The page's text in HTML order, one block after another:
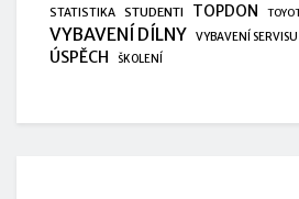
STATISTIKA STUDENTI TOPDON
VYBAVENÍ DÍLNY VYBAVENÍ SERVISU
ÚSPĚCH ŠKOLENÍ